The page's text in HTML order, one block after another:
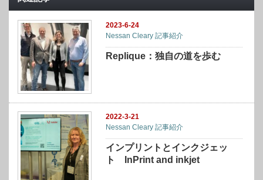
2023-6-24
Nessan Cleary 記事紹介
Replique：独自の道を歩む
2022-3-21
Nessan Cleary 記事紹介
インプリントとインクジェッ
ト InPrint and inkjet